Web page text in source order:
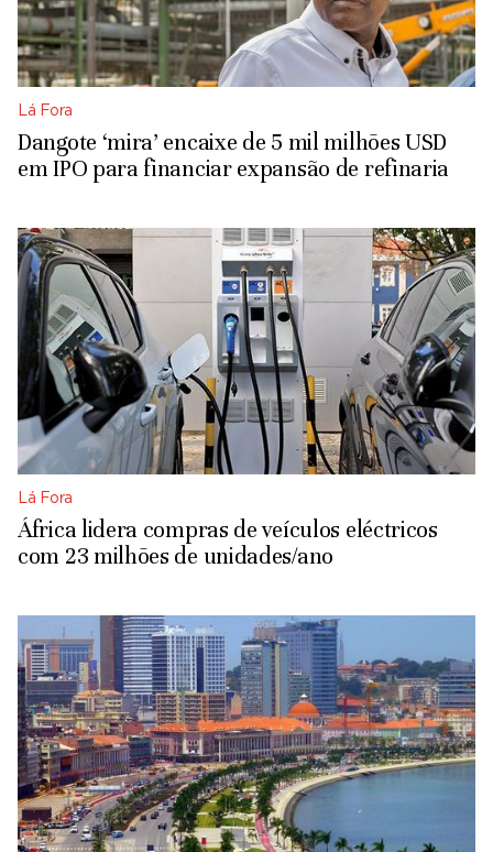
Lá Fora
Dangote ‘mira’ encaixe de 5 mil milhões USD
em IPO para financiar expansão de refinaria
Lá Fora
África lidera compras de veículos eléctricos
com 23 milhões de unidades/ano